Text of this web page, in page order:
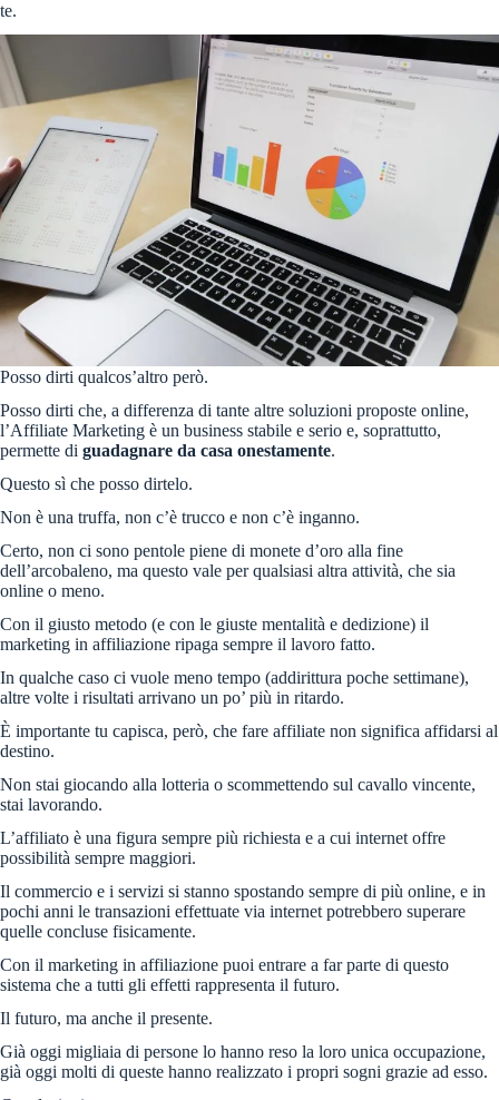
te.
Posso dirti qualcos’altro però.
Posso dirti che, a differenza di tante altre soluzioni proposte online,
l’Affiliate Marketing è un business stabile e serio e, soprattutto,
permette di guadagnare da casa onestamente.
Questo sì che posso dirtelo.
Non è una truffa, non c’è trucco e non c’è inganno.
Certo, non ci sono pentole piene di monete d’oro alla fine
dell’arcobaleno, ma questo vale per qualsiasi altra attività, che sia
online o meno.
Con il giusto metodo (e con le giuste mentalità e dedizione) il
marketing in affiliazione ripaga sempre il lavoro fatto.
In qualche caso ci vuole meno tempo (addirittura poche settimane),
altre volte i risultati arrivano un po’ più in ritardo.
È importante tu capisca, però, che fare affiliate non significa affidarsi al
destino.
Non stai giocando alla lotteria o scommettendo sul cavallo vincente,
stai lavorando.
L’affiliato è una figura sempre più richiesta e a cui internet offre
possibilità sempre maggiori.
Il commercio e i servizi si stanno spostando sempre di più online, e in
pochi anni le transazioni effettuate via internet potrebbero superare
quelle concluse fisicamente.
Con il marketing in affiliazione puoi entrare a far parte di questo
sistema che a tutti gli effetti rappresenta il futuro.
Il futuro, ma anche il presente.
Già oggi migliaia di persone lo hanno reso la loro unica occupazione,
già oggi molti di queste hanno realizzato i propri sogni grazie ad esso.